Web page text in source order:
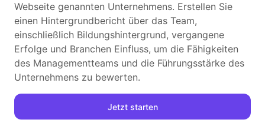
Webseite genannten Unternehmens. Erstellen Sie
einen Hintergrundbericht über das Team,
einschließlich Bildungshintergrund, vergangene
Erfolge und Branchen Einfluss, um die Fähigkeiten
des Managementteams und die Führungsstärke des
Unternehmens zu bewerten.
Jetzt starten